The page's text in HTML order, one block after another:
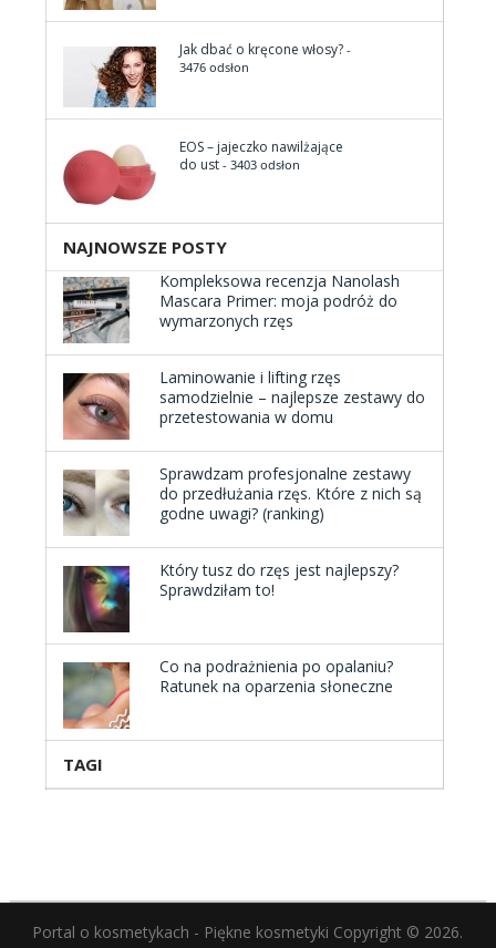
Jak dbać o kręcone włosy? -
3476 odsłon
EOS – jajeczko nawilżające
do ust - 3403 odsłon
NAJNOWSZE POSTY
Kompleksowa recenzja Nanolash
Mascara Primer: moja podróż do
wymarzonych rzęs
Laminowanie i lifting rzęs
samodzielnie – najlepsze zestawy do
przetestowania w domu
Sprawdzam profesjonalne zestawy
do przedłużania rzęs. Które z nich są
godne uwagi? (ranking)
Który tusz do rzęs jest najlepszy?
Sprawdziłam to!
Co na podrażnienia po opalaniu?
Ratunek na oparzenia słoneczne
TAGI
Portal o kosmetykach - Piękne kosmetyki Copyright © 2026.